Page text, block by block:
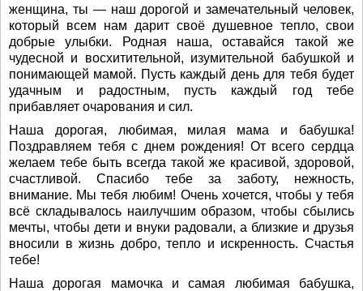
женщина, ты — наш дорогой и замечательный человек,
который всем нам дарит своё душевное тепло, свои
добрые улыбки. Родная наша, оставайся такой же
чудесной и восхитительной, изумительной бабушкой и
понимающей мамой. Пусть каждый день для тебя будет
удачным и радостным, пусть каждый год тебе
прибавляет очарования и сил.
Наша дорогая, любимая, милая мама и бабушка!
Поздравляем тебя с днем рождения! От всего сердца
желаем тебе быть всегда такой же красивой, здоровой,
счастливой. Спасибо тебе за заботу, нежность,
внимание. Мы тебя любим! Очень хочется, чтобы у тебя
всё складывалось наилучшим образом, чтобы сбылись
мечты, чтобы дети и внуки радовали, а близкие и друзья
вносили в жизнь добро, тепло и искренность. Счастья
тебе!
Наша дорогая мамочка и самая любимая бабушка,